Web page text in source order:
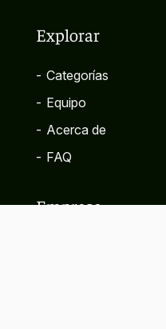
Explorar
- Categorías
- Equipo
- Acerca de
- FAQ
Empresa